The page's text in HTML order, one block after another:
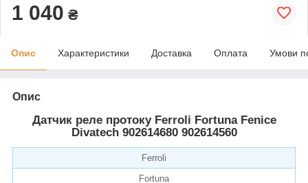
1 040 ₴
Опис Характеристики Доставка Оплата Умови
Опис
Датчик реле протоку Ferroli Fortuna Fenice
Divatech 902614680 902614560
Ferroli
Fortuna